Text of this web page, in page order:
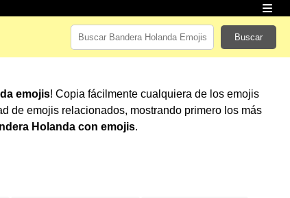
Buscar
emojis! Copia fácilmente cualquiera de los emojis
de emojis relacionados, mostrando primero los más
Holanda con emojis.